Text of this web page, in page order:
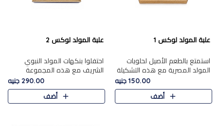
علبة المولد لوكس 1
استمتع بالطعم الأصيل لحلويات
المولد المصرية مع هذه التشكيلة
المختارة بعناية من 9 قطع. تتضمن
التشكيلة جوزرية مع فول،ملبان
150.00 جنيه
أضف
علبة المولد لوكس 2
احتفلوا بنكهات المولد النبوي
الشريف مع هذه المجموعة
الفاخرة المكونة من 19 قطعة،
والتي تم اختيارها بعناية فائقة لتُبرز
تشكيلة واسعة من الحلويات
290.00 جنيه
أضف